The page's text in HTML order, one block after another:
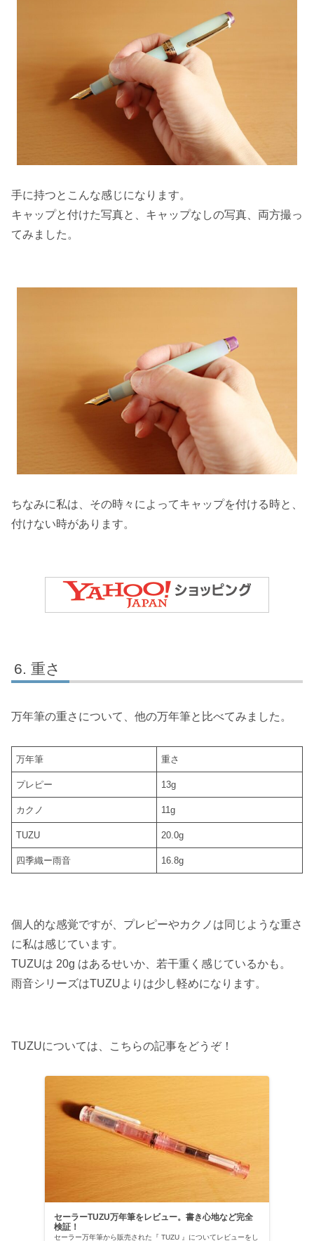
手に持つとこんな感じになります。
キャップと付けた写真と、キャップなしの写真、両方撮っ
てみました。
ちなみに私は、その時々によってキャップを付ける時と、
付けない時があります。
重さ
万年筆の重さについて、他の万年筆と比べてみました。
万年筆 重さ
プレピー 13g
カクノ 11g
TUZU 20.0g
四季織ー雨音 16.8g
個人的な感覚ですが、プレピーやカクノは同じような重さ
に私は感じています。
TUZUは 20g はあるせいか、若干重く感じているかも。
雨音シリーズはTUZUよりは少し軽めになります。
TUZUについては、こちらの記事をどうぞ！
セーラーTUZU万年筆をレビュー。書き心地など完全
検証！
セーラー万年筆から販売された『 TUZU 』についてレビューをし